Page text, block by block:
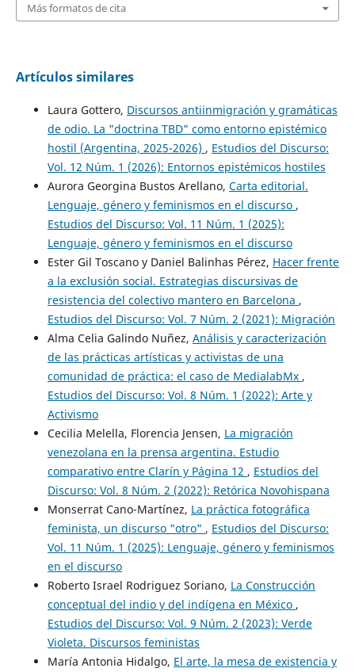
Más formatos de cita
Artículos similares
Laura Gottero, Discursos antiinmigración y gramáticas
de odio. La "doctrina TBD" como entorno epistémico
hostil (Argentina, 2025-2026) , Estudios del Discurso:
Vol. 12 Núm. 1 (2026): Entornos epistémicos hostiles
Aurora Georgina Bustos Arellano, Carta editorial.
Lenguaje, género y feminismos en el discurso ,
Estudios del Discurso: Vol. 11 Núm. 1 (2025):
Lenguaje, género y feminismos en el discurso
Ester Gil Toscano y Daniel Balinhas Pérez, Hacer frente
a la exclusión social. Estrategias discursivas de
resistencia del colectivo mantero en Barcelona ,
Estudios del Discurso: Vol. 7 Núm. 2 (2021): Migración
Alma Celia Galindo Nuñez, Análisis y caracterización
de las prácticas artísticas y activistas de una
comunidad de práctica: el caso de MedialabMx ,
Estudios del Discurso: Vol. 8 Núm. 1 (2022): Arte y
Activismo
Cecilia Melella, Florencia Jensen, La migración
venezolana en la prensa argentina. Estudio
comparativo entre Clarín y Página 12 , Estudios del
Discurso: Vol. 8 Núm. 2 (2022): Retórica Novohispana
Monserrat Cano-Martínez, La práctica fotográfica
feminista, un discurso "otro" , Estudios del Discurso:
Vol. 11 Núm. 1 (2025): Lenguaje, género y feminismos
en el discurso
Roberto Israel Rodriguez Soriano, La Construcción
conceptual del indio y del indígena en México ,
Estudios del Discurso: Vol. 9 Núm. 2 (2023): Verde
Violeta. Discursos feministas
María Antonia Hidalgo, El arte, la mesa de existencia y